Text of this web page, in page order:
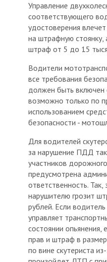
Управление
соответствующего
удостоверения
на штрафную стоянку,
штраф от 5 до 15
Водители
все требования
должен быть включен
возможно только по
использованием
безопасности -
Для водителей
за нарушение ПДД
участников
предусмотрена
ответственность.
нарушителю грозит
рублей. Если
управляет
состоянии
прав и штраф в
по вине скутериста